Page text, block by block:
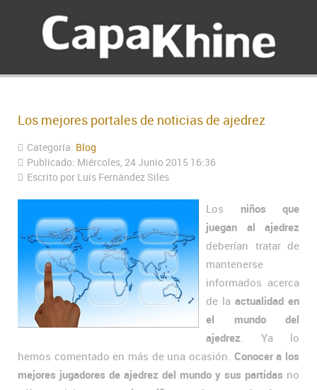
Los mejores portales de noticias de ajedrez
Categoría: Blog
Publicado: Miércoles, 24 Junio 2015 16:36
Escrito por Luís Fernández Siles
Los niños que
juegan al ajedrez
deberían tratar de
mantenerse
informados acerca
de la actualidad en
el mundo del
ajedrez . Ya lo
hemos comentado en más de una ocasión. Conocer a los
mejores jugadores de ajedrez del mundo y sus partidas no